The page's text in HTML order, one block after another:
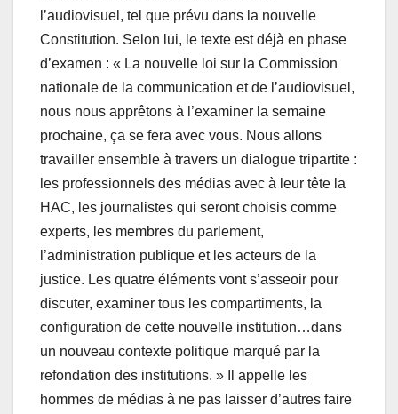
l’audiovisuel, tel que prévu dans la nouvelle
Constitution. Selon lui, le texte est déjà en phase
d’examen : « La nouvelle loi sur la Commission
nationale de la communication et de l’audiovisuel,
nous nous apprêtons à l’examiner la semaine
prochaine, ça se fera avec vous. Nous allons
travailler ensemble à travers un dialogue tripartite :
les professionnels des médias avec à leur tête la
HAC, les journalistes qui seront choisis comme
experts, les membres du parlement,
l’administration publique et les acteurs de la
justice. Les quatre éléments vont s’asseoir pour
discuter, examiner tous les compartiments, la
configuration de cette nouvelle institution…dans
un nouveau contexte politique marqué par la
refondation des institutions. » Il appelle les
hommes de médias à ne pas laisser d’autres faire